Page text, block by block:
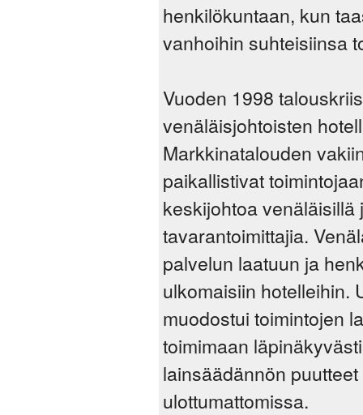
henkilökuntaan, kun
vanhoihin suhteisiinsa
Vuoden 1998
venäläisjohtoisten
Markkinatalouden
paikallistivat
keskijohtoa
tavarantoimittajia.
palvelun laatuun ja
ulkomaisiin hotelleihin.
muodostui toimintojen
toimimaan
lainsäädännön
ulottumattomissa.